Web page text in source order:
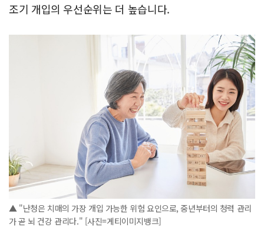
조기 개입의 우선순위는 더 높습니다.
▲ "난청은 치매의 가장 개입 가능한 위험 요인으로, 중년부터의 청력 관리
가 곧 뇌 건강 관리다." [사진=게티이미지뱅크]